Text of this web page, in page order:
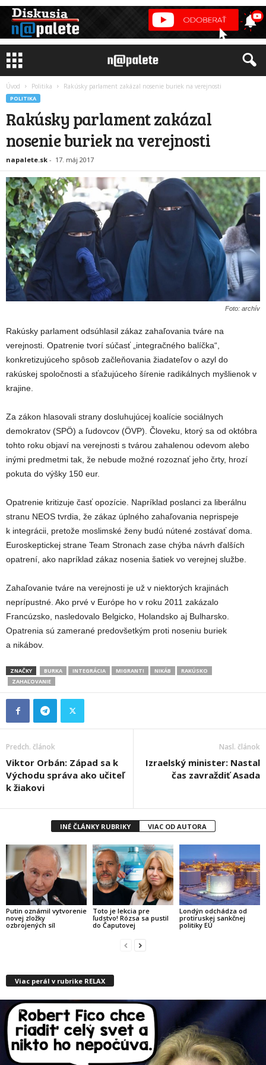
Úvod Politika Rakúsky parlament zakázal nosenie buriek na verejnosti
POLITIKA
Rakúsky parlament zakázal
nosenie buriek na verejnosti
napalete.sk - 17. máj 2017
Foto: archív
Rakúsky parlament odsúhlasil zákaz zahaľovania tváre na
verejnosti. Opatrenie tvorí súčasť „integračného balíčka“,
konkretizujúceho spôsob začleňovania žiadateľov o azyl do
rakúskej spoločnosti a sťažujúceho šírenie radikálnych myšlienok v
krajine.
Za zákon hlasovali strany dosluhujúcej koalície sociálnych
demokratov (SPÖ) a ľudovcov (ÖVP). Človeku, ktorý sa od októbra
tohto roku objaví na verejnosti s tvárou zahalenou odevom alebo
inými predmetmi tak, že nebude možné rozoznať jeho črty, hrozí
pokuta do výšky 150 eur.
Opatrenie kritizuje časť opozície. Napríklad poslanci za liberálnu
stranu NEOS tvrdia, že zákaz úplného zahaľovania neprispeje
k integrácii, pretože moslimské ženy budú nútené zostávať doma.
Euroskeptickej strane Team Stronach zase chýba návrh ďalších
opatrení, ako napríklad zákaz nosenia šatiek vo verejnej službe.
Zahaľovanie tváre na verejnosti je už v niektorých krajinách
neprípustné. Ako prvé v Európe ho v roku 2011 zakázalo
Francúzsko, nasledovalo Belgicko, Holandsko aj Bulharsko.
Opatrenia sú zamerané predovšetkým proti noseniu buriek
a nikábov.
ZNAČKY BURKA INTEGRÁCIA MIGRANTI NIKÁB
RAKÚSKO
ZAHAĽOVANIE
Predch. článok
Viktor Orbán: Západ sa k
Východu správa ako učiteľ
k žiakovi
Nasl. článok
Izraelský minister: Nastal
čas zavraždiť Asada
INÉ ČLÁNKY RUBRIKY VIAC OD AUTORA
Putin oznámil vytvorenie
novej zložky
ozbrojených síl
Toto je lekcia pre
ľudstvo! Rózsa sa pustil
do Čaputovej
Londýn odchádza od
protiruskej sankčnej
politiky EÚ
Viac perál v rubrike RELAX